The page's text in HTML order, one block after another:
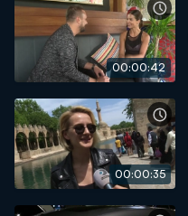
00:00:42
00:00:35